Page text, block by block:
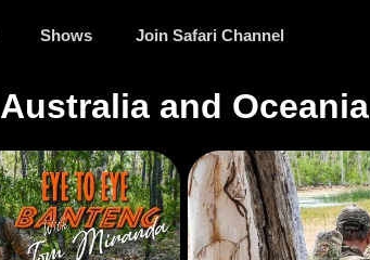
Shows Join Safari Channel
Australia and Oceania